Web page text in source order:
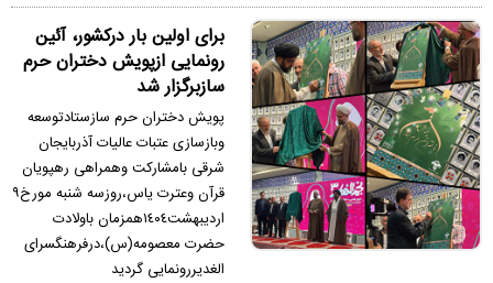
براى اولين بار دركشور، آئين
رونمايى ازپويش دختران حرم
سازبرگزار شد
پويش دختران حرم سازستادتوسعه
وبازسازى عتبات عاليات آذربايجان
شرقى بامشاركت وهمراهى رهپويان
قرآن وعترت ياس،روزسه شنبه مورخ٩
ارديبهشت١٤٠٤همزمان باولادت
حضرت معصومه(س)،درفرهنگسراى
الغديررونمايى گرديد